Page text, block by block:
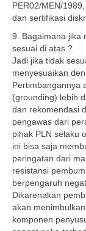
PER02/MEN/
dan sertifikasi
9. Bagaimana jika
sesuai di atas ?
Jadi jika tidak
menyesuaikan
Pertimbangannya
(grounding) lebih
dan rekomendasi
pengawas dari
pihak PLN selaku
ini bisa saja
peringatan dari
resistansi
berpengaruh
Dikarenakan
akan
komponen